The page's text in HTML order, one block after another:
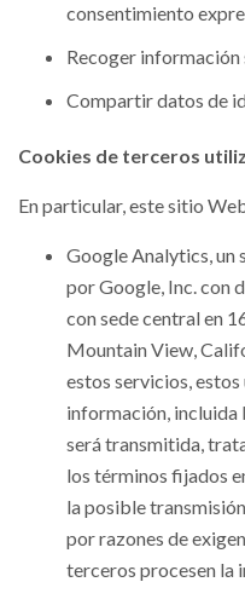
consentimiento
Recoger información
Compartir datos de
Cookies de terceros
En particular, este sitio
Google Analytics, un
por Google, Inc. con
con sede central en
Mountain View,
estos servicios,
información, incluida
será transmitida,
los términos fijados
la posible
por razones de
terceros procesen la